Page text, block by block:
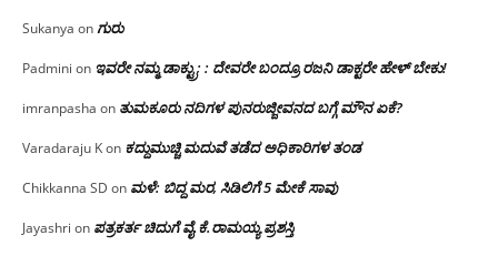
Sukanya onಗುರು
Padmini on ಇವರೇ ನಮ್ಮ ಡಾಕ್ಟ್ರು; : ದೇವರೇ ಬಂದ್ರೂ ರಜನಿ ಡಾಕ್ಟರೇ ಹೇಳ್ ಬೇಕು!
imranpasha on ತುಮಕೂರು ನದಿಗಳ ಪುನರುಜ್ಜೀವನದ ಬಗ್ಗೆ ಮೌನ ಏಕೆ?
Varadaraju Kon ಕದ್ದುಮುಚ್ಚಿ ಮದುವೆ ತಡೆದ ಅಧಿಕಾರಿಗಳ ತಂಡ
Chikkanna SD on ಮಳೆ: ಬಿದ್ದ ಮರ, ಸಿಡಿಲಿಗೆ 5 ಮೇಕೆ ಸಾವು
Jayashri on ಪತ್ರಕರ್ತ ಚಿದುಗೆ ವೈ.ಕೆ.ರಾಮಯ್ಯ ಪ್ರಶಸ್ತಿ